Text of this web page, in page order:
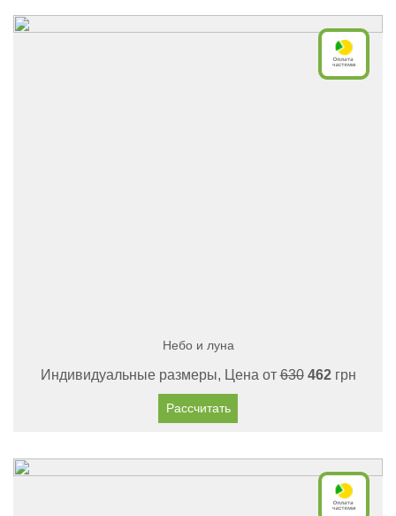
Небо и луна
Индивидуальные размеры, Цена от630 462грн
Рассчитать